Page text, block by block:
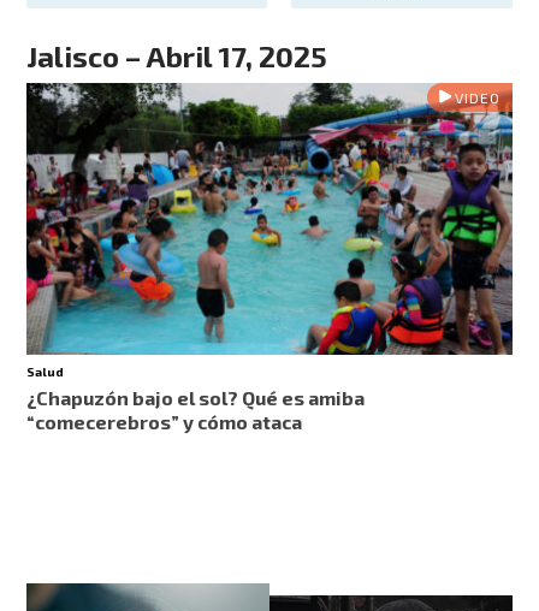
Jalisco – Abril 17, 2025
VIDEO
Salud
¿Chapuzón bajo el sol? Qué es amiba
“comecerebros” y cómo ataca